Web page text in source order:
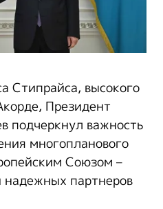
Стипрайса, высокого
Президент
подчеркнул важность
многопланового
Союзом –
партнеров